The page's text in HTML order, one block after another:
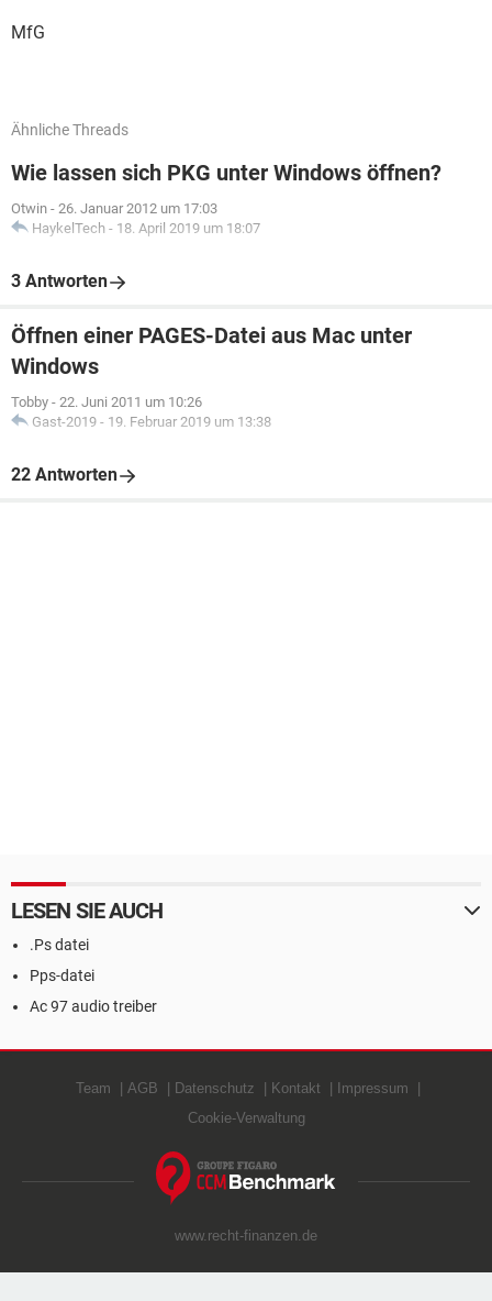
MfG
Ähnliche Threads
Wie lassen sich PKG unter Windows öffnen?
Otwin - 26. Januar 2012 um 17:03
HaykelTech - 18. April 2019 um 18:07
3 Antworten
Öffnen einer PAGES-Datei aus Mac unter
Windows
Tobby - 22. Juni 2011 um 10:26
Gast-2019 - 19. Februar 2019 um 13:38
22 Antworten
LESEN SIE AUCH
.Ps datei
Pps-datei
Ac 97 audio treiber
Team AGB Datenschutz Kontakt
Impressum
Cookie-Verwaltung
www.recht-finanzen.de